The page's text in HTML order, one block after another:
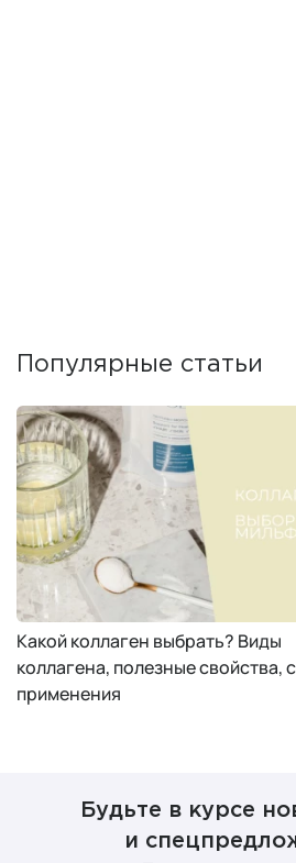
Популярные статьи
Какой коллаген выбрать? Виды
коллагена, полезные свойства,
применения
Будьте в курсе
и